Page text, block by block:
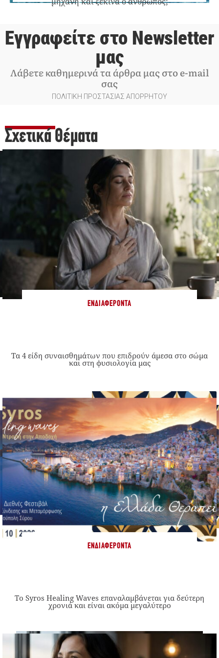
Εγγραφείτε στο Newsletter
μας
Λάβετε καθημερινά τα άρθρα μας στο e-mail
σας
ΠΟΛΙΤΙΚΗ ΠΡΟΣΤΑΣΙΑΣ ΑΠΟΡΡΗΤΟΥ
Σχετικά Θέματα
ΕΝΔΙΑΦΈΡΟΝΤΑ
Τα 4 είδη συναισθημάτων που επιδρούν άμεσα στο σώμα
και στη φυσιολογία μας
ΕΝΔΙΑΦΈΡΟΝΤΑ
Το Syros Healing Waves επαναλαμβάνεται για δεύτερη
χρονιά και είναι ακόμα μεγαλύτερο